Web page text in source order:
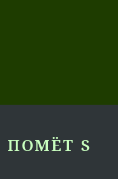
ПОМЁТ S